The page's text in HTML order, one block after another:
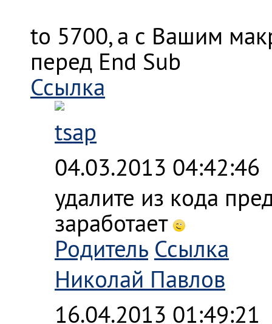
to 5700, а с Вашим
перед End Sub
Ссылка
tsap
04.03.2013 04:42:46
удалите из кода
заработает
Родитель Ссылка
Николай Павлов
16.04.2013 01:49:21